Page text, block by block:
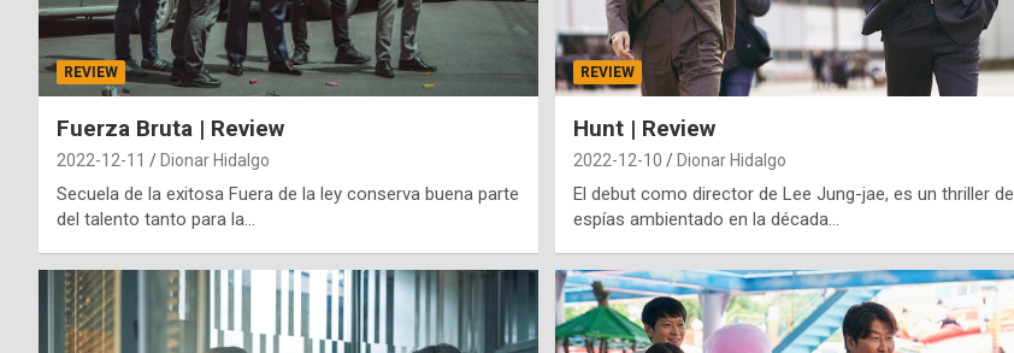
REVIEW
Fuerza Bruta | Review
2022-12-11 Dionar Hidalgo
Secuela de la exitosa Fuera de la ley conserva buena parte
del talento tanto para la…
REVIEW
Hunt | Review
2022-12-10 Dionar Hidalgo
El debut como director de Lee Jung-jae, es un thriller de
espías ambientado en la década…